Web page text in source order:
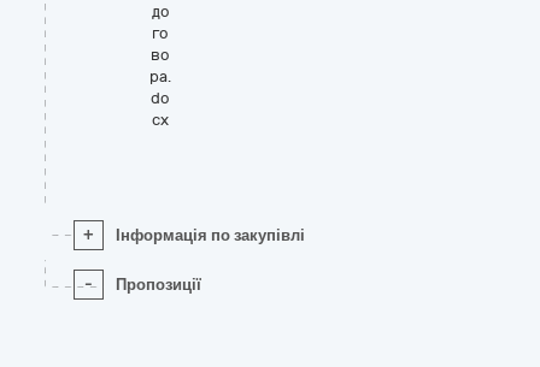
до
го
во
ра.
do
cx
+ Інформація по закупівлі
- Пропозиції